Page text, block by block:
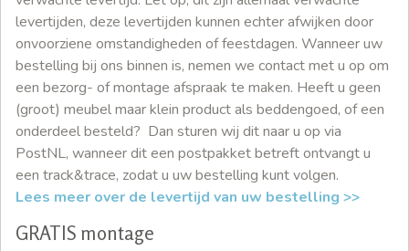
levertijden, deze levertijden kunnen echter afwijken door
onvoorziene omstandigheden of feestdagen. Wanneer uw
bestelling bij ons binnen is, nemen we contact met u op om
een bezorg- of montage afspraak te maken. Heeft u geen
(groot) meubel maar klein product als beddengoed, of een
onderdeel besteld? Dan sturen wij dit naar u op via
PostNL, wanneer dit een postpakket betreft ontvangt u
een track&trace, zodat u uw bestelling kunt volgen.
Lees meer over de levertijd van uw bestelling >>
GRATIS montage